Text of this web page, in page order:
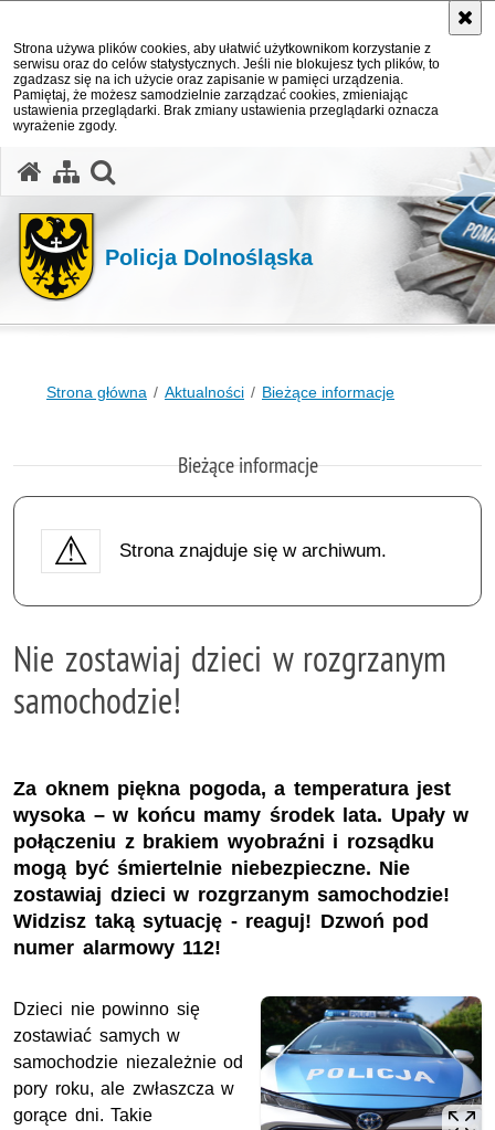
Strona używa plików cookies, aby ułatwić użytkownikom korzystanie z
serwisu oraz do celów statystycznych. Jeśli nie blokujesz tych plików, to
zgadzasz się na ich użycie oraz zapisanie w pamięci urządzenia.
Pamiętaj, że możesz samodzielnie zarządzać cookies, zmieniając
ustawienia przeglądarki. Brak zmiany ustawienia przeglądarki oznacza
wyrażenie zgody.
Policja Dolnośląska
Strona główna Aktualności Bieżące informacje
Bieżące informacje
Strona znajduje się w archiwum.
Nie zostawiaj dzieci w rozgrzanym
samochodzie!
Za oknem piękna pogoda, a temperatura jest
wysoka – w końcu mamy środek lata. Upały w
połączeniu z brakiem wyobraźni i rozsądku
mogą być śmiertelnie niebezpieczne. Nie
zostawiaj dzieci w rozgrzanym samochodzie!
Widzisz taką sytuację - reaguj! Dzwoń pod
numer alarmowy 112!
Dzieci nie powinno się
zostawiać samych w
samochodzie niezależnie od
pory roku, ale zwłaszcza w
gorące dni. Takie